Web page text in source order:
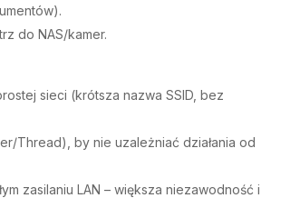
do NAS/kamer.
sieci (krótsza nazwa SSID, bez
Thread), by nie uzależniać działania od
zasilaniu LAN – większa niezawodność i